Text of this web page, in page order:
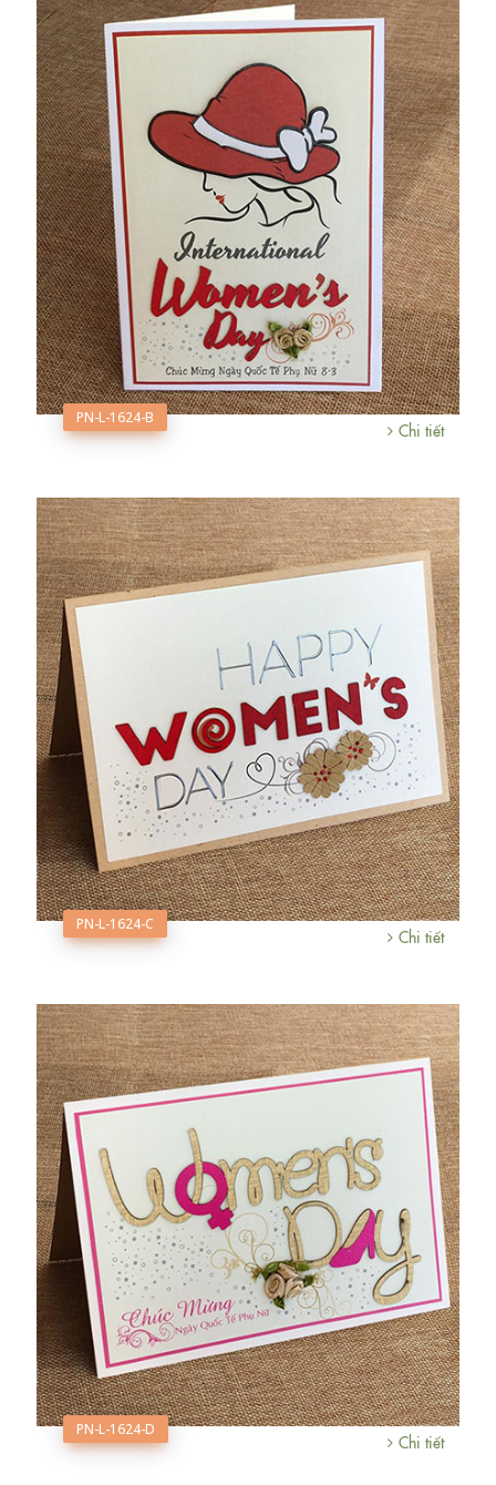
PN-L-1624-B
Chi tiết
PN-L-1624-C
Chi tiết
PN-L-1624-D
Chi tiết